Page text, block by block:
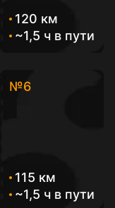
120 км
~1,5 ч в пути
№6
115 км
~1,5 ч в пути